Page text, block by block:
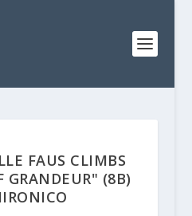
FAUS CLIMBS
GRANDEUR" (8B)